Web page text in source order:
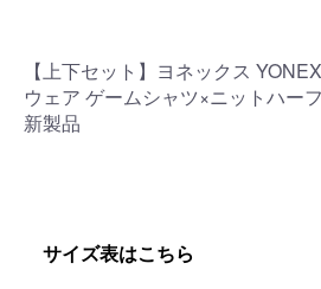
【上下セット】ヨネックス
ウェア ゲームシャツ×ニットハー
新製品
サイズ表はこちら